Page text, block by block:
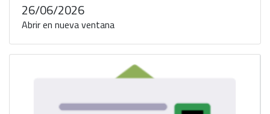
26/06/2026
Abrir en nueva ventana